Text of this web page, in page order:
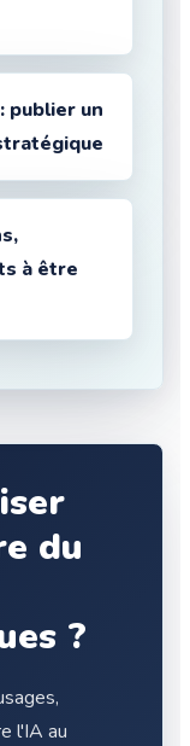
publier un
à être
du
?
l'IA au